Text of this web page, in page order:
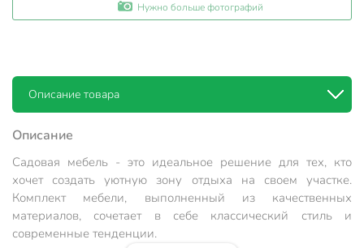
Нужно больше фотографий
Описание товара
Описание
Садовая мебель - это идеальное решение для тех, кто
хочет создать уютную зону отдыха на своем участке.
Комплект мебели, выполненный из качественных
материалов, сочетает в себе классический стиль и
современные тенденции.